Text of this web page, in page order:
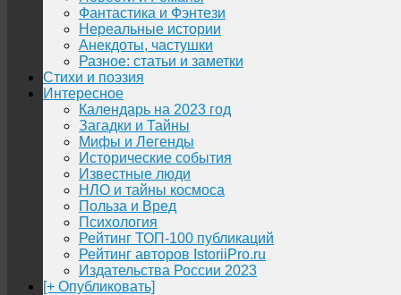
Фантастика и Фэнтези
Нереальные истории
Анекдоты, частушки
Разное: статьи и заметки
Стихи и поэзия
Интересное
Календарь на 2023 год
Загадки и Тайны
Мифы и Легенды
Исторические события
Известные люди
НЛО и тайны космоса
Польза и Вред
Психология
Рейтинг ТОП-100 публикаций
Рейтинг авторов IstoriiPro.ru
Издательства России 2023
[+ Опубликовать]